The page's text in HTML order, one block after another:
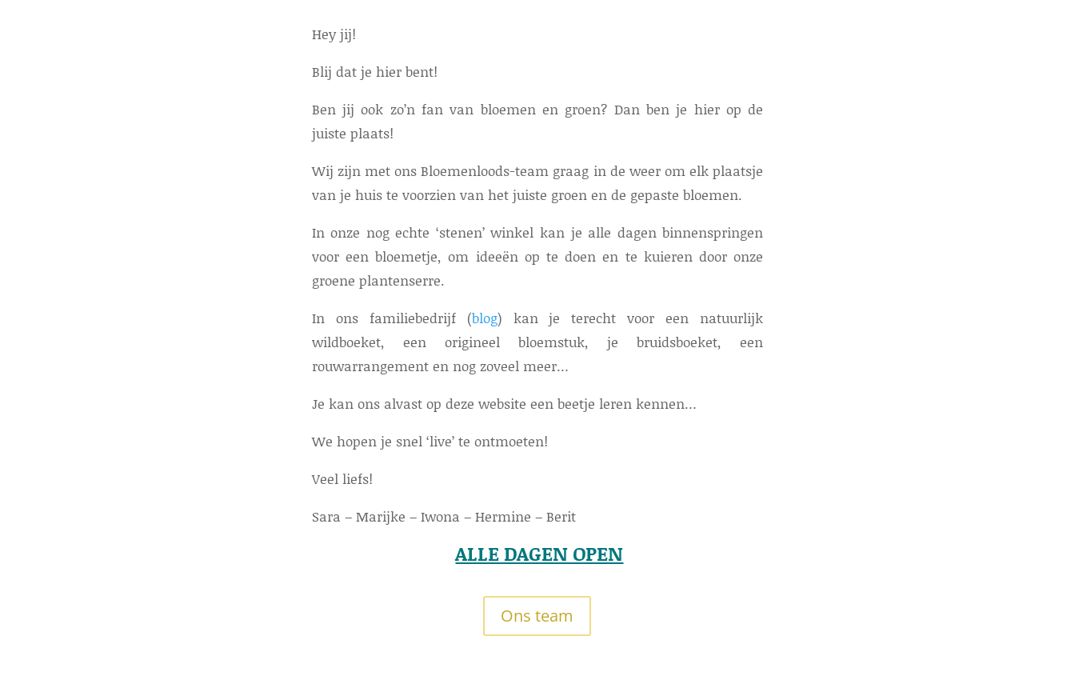
Hey jij!
Blij dat je hier bent!
Ben jij ook zo’n fan van bloemen en groen? Dan ben je hier op de
juiste plaats!
Wij zijn met ons Bloemenloods-team graag in de weer om elk plaatsje
van je huis te voorzien van het juiste groen en de gepaste bloemen.
In onze nog echte ‘stenen’ winkel kan je alle dagen binnenspringen
voor een bloemetje, om ideeën op te doen en te kuieren door onze
groene plantenserre.
In ons familiebedrijf (blog) kan je terecht voor een natuurlijk
wildboeket, een origineel bloemstuk, je bruidsboeket, een
rouwarrangement en nog zoveel meer…
Je kan ons alvast op deze website een beetje leren kennen…
We hopen je snel ‘live’ te ontmoeten!
Veel liefs!
Sara – Marijke – Iwona – Hermine – Berit
ALLE DAGEN OPEN
Ons team